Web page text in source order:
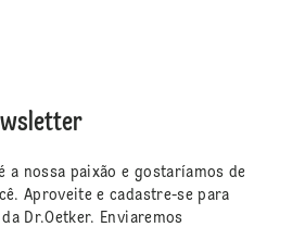
a nossa paixão e gostaríamos de
Aproveite e cadastre-se para
Dr.Oetker. Enviaremos